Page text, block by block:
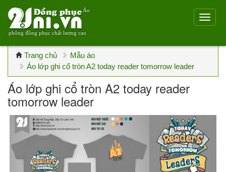
Áo
phông đồng phục chất lượng cao
Trang chủ
Mẫu áo
Áo lớp ghi cổ tròn A2 today reader tomorrow leader
Áo lớp ghi cổ tròn A2 today reader
tomorrow leader